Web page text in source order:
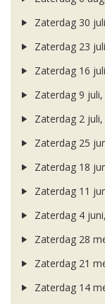
Zaterdag 30
Zaterdag 23
Zaterdag 16
Zaterdag 9
Zaterdag 2
Zaterdag 25
Zaterdag 18
Zaterdag 11
Zaterdag 4
Zaterdag 28
Zaterdag 21
Zaterdag 14